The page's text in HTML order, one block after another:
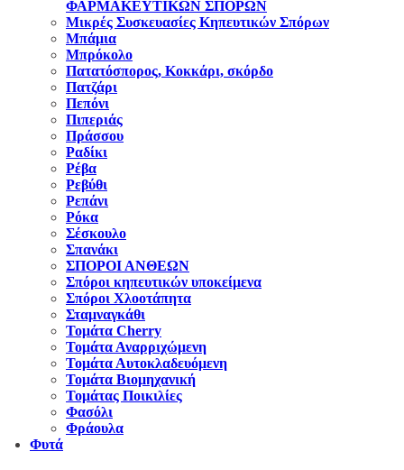
ΦΑΡΜΑΚΕΥΤΙΚΩΝ ΣΠΟΡΩΝ
Μικρές Συσκευασίες Κηπευτικών Σπόρων
Μπάμια
Μπρόκολο
Πατατόσπορος, Κοκκάρι, σκόρδο
Πατζάρι
Πεπόνι
Πιπεριάς
Πράσσου
Ραδίκι
Ρέβα
Ρεβύθι
Ρεπάνι
Ρόκα
Σέσκουλο
Σπανάκι
ΣΠΟΡΟΙ ΑΝΘΕΩΝ
Σπόροι κηπευτικών υποκείμενα
Σπόροι Χλοοτάπητα
Σταμναγκάθι
Τομάτα Cherry
Τομάτα Αναρριχώμενη
Τομάτα Αυτοκλαδευόμενη
Τομάτα Βιομηχανική
Τομάτας Ποικιλίες
Φασόλι
Φράουλα
Φυτά